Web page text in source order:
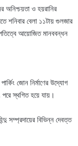
অনিশ্চয়তা ও হয়রানির
শনিবার বেলা ১১টায় গুলজার
আয়োজিত মানববন্ধন
জোন নির্মাণের উদ্যোগ
স্থগিত হয়ে যায়।
সম্প্রদায়ের বিভিন্ন দেবত্ত